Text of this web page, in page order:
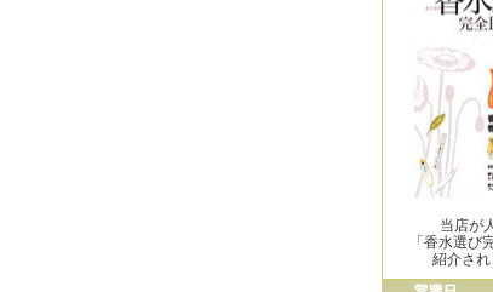
当店が
「香水選び
紹介され